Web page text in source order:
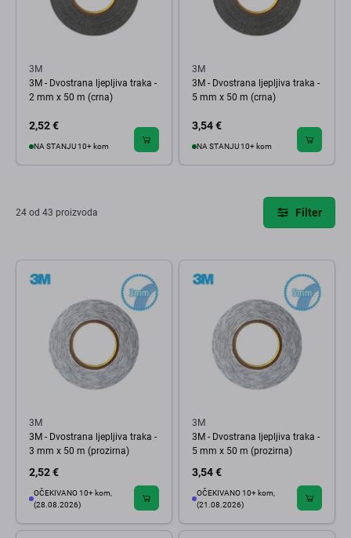
3M
3M - Dvostrana ljepljiva traka -
2 mm x 50 m (crna)
2,52 €
NA STANJU 10+ kom
3M
3M - Dvostrana ljepljiva traka -
5 mm x 50 m (crna)
3,54 €
NA STANJU 10+ kom
24 od 43 proizvoda Filter
3M
3M - Dvostrana ljepljiva traka -
3 mm x 50 m (prozirna)
2,52 €
OČEKIVANO 10+ kom,
(28.08.2026)
3M
3M - Dvostrana ljepljiva traka -
5 mm x 50 m (prozirna)
3,54 €
OČEKIVANO 10+ kom,
(21.08.2026)